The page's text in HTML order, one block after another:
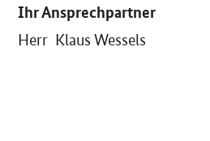
Ihr Ansprechpartner
Herr Klaus Wessels